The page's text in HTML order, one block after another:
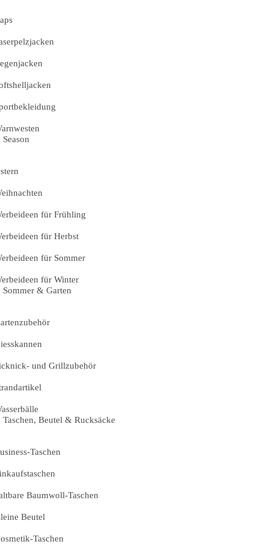
Season
für Frühling
für Herbst
für Sommer
für Winter
Sommer & Garten
und Grillzubehör
Taschen, Beutel & Rucksäcke
Taschen
Baumwoll-Taschen
Beutel
Taschen